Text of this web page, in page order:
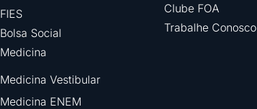
FIES
Bolsa Social
Medicina
Medicina Vestibular
Medicina ENEM
Clube FOA
Trabalhe Conosco